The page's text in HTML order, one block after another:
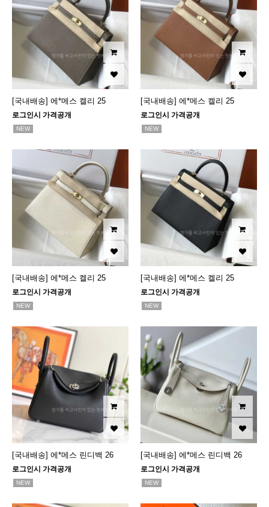
[국내배송] 에*메스 켈리 25
로그인시 가격공개
NEW
[국내배송] 에*메스 켈리 25
로그인시 가격공개
NEW
[국내배송] 에*메스 켈리 25
로그인시 가격공개
NEW
[국내배송] 에*메스 켈리 25
로그인시 가격공개
NEW
[국내배송] 에*메스 린디백 26
로그인시 가격공개
NEW
[국내배송] 에*메스 린디백 26
로그인시 가격공개
NEW